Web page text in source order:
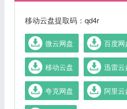
移动云盘提取码：qd4r
微云网盘 百度网
移动云盘 迅雷云
夸克网盘 阿里云